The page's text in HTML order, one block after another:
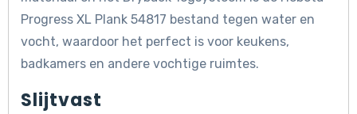
Progress XL Plank 54817 bestand tegen water en
vocht, waardoor het perfect is voor keukens,
badkamers en andere vochtige ruimtes.
Slijtvast